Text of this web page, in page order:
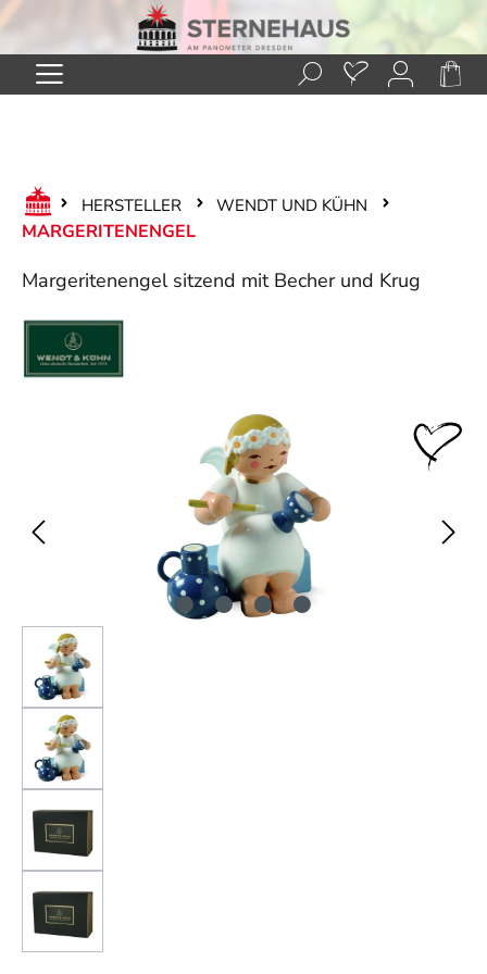
Zum Hauptinhalt springen
HERSTELLER WENDT UND KÜHN
MARGERITENENGEL
Margeritenengel sitzend mit Becher und Krug
Bildergalerie überspringen